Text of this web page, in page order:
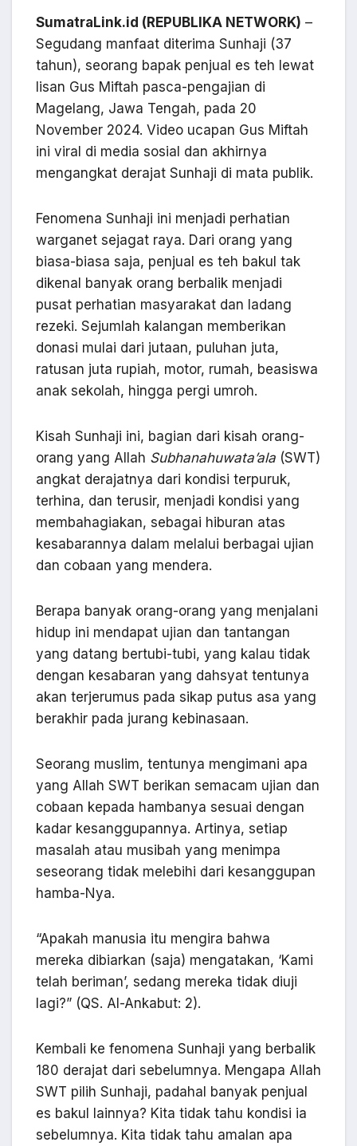
SumatraLink.id (REPUBLIKA NETWORK) –
Segudang manfaat diterima Sunhaji (37
tahun), seorang bapak penjual es teh lewat
lisan Gus Miftah pasca-pengajian di
Magelang, Jawa Tengah, pada 20
November 2024. Video ucapan Gus Miftah
ini viral di media sosial dan akhirnya
mengangkat derajat Sunhaji di mata publik.
Fenomena Sunhaji ini menjadi perhatian
warganet sejagat raya. Dari orang yang
biasa-biasa saja, penjual es teh bakul tak
dikenal banyak orang berbalik menjadi
pusat perhatian masyarakat dan ladang
rezeki. Sejumlah kalangan memberikan
donasi mulai dari jutaan, puluhan juta,
ratusan juta rupiah, motor, rumah, beasiswa
anak sekolah, hingga pergi umroh.
Kisah Sunhaji ini, bagian dari kisah orang-
orang yang Allah Subhanahuwata’ala (SWT)
angkat derajatnya dari kondisi terpuruk,
terhina, dan terusir, menjadi kondisi yang
membahagiakan, sebagai hiburan atas
kesabarannya dalam melalui berbagai ujian
dan cobaan yang mendera.
Berapa banyak orang-orang yang menjalani
hidup ini mendapat ujian dan tantangan
yang datang bertubi-tubi, yang kalau tidak
dengan kesabaran yang dahsyat tentunya
akan terjerumus pada sikap putus asa yang
berakhir pada jurang kebinasaan.
Seorang muslim, tentunya mengimani apa
yang Allah SWT berikan semacam ujian dan
cobaan kepada hambanya sesuai dengan
kadar kesanggupannya. Artinya, setiap
masalah atau musibah yang menimpa
seseorang tidak melebihi dari kesanggupan
hamba-Nya.
“Apakah manusia itu mengira bahwa
mereka dibiarkan (saja) mengatakan, ‘Kami
telah beriman’, sedang mereka tidak diuji
lagi?” (QS. Al-Ankabut: 2).
Kembali ke fenomena Sunhaji yang berbalik
180 derajat dari sebelumnya. Mengapa Allah
SWT pilih Sunhaji, padahal banyak penjual
es bakul lainnya? Kita tidak tahu kondisi ia
sebelumnya. Kita tidak tahu amalan apa